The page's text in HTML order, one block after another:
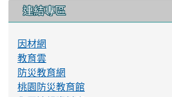
連結專區
因材網
教育雲
防災教育網
桃園防災教育館